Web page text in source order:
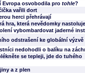
Evropa osvobodila pro tohle?
vařili dort
herci přehrávají
hra, která nevědomky
vybombardovat jaderné
odstrašení ke globální výzvě
nedohodli o balíku na
se tepleji, jde do tuhého
a z plen